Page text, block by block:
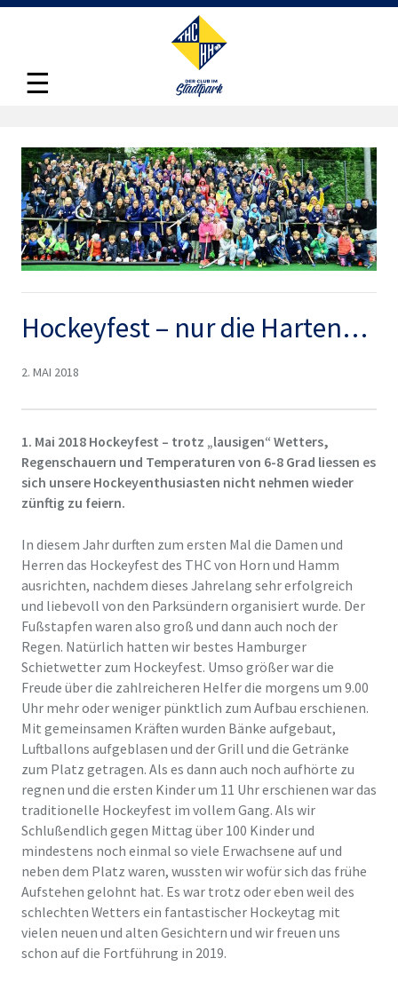
☰
Hockeyfest – nur die Harten…
2. MAI 2018
1. Mai 2018 Hockeyfest – trotz „lausigen“ Wetters,
Regenschauern und Temperaturen von 6-8 Grad liessen es
sich unsere Hockeyenthusiasten nicht nehmen wieder
zünftig zu feiern.
In diesem Jahr durften zum ersten Mal die Damen und
Herren das Hockeyfest des THC von Horn und Hamm
ausrichten, nachdem dieses Jahrelang sehr erfolgreich
und liebevoll von den Parksündern organisiert wurde. Der
Fußstapfen waren also groß und dann auch noch der
Regen. Natürlich hatten wir bestes Hamburger
Schietwetter zum Hockeyfest. Umso größer war die
Freude über die zahlreicheren Helfer die morgens um 9.00
Uhr mehr oder weniger pünktlich zum Aufbau erschienen.
Mit gemeinsamen Kräften wurden Bänke aufgebaut,
Luftballons aufgeblasen und der Grill und die Getränke
zum Platz getragen. Als es dann auch noch aufhörte zu
regnen und die ersten Kinder um 11 Uhr erschienen war das
traditionelle Hockeyfest im vollem Gang. Als wir
Schlußendlich gegen Mittag über 100 Kinder und
mindestens noch einmal so viele Erwachsene auf und
neben dem Platz waren, wussten wir wofür sich das frühe
Aufstehen gelohnt hat. Es war trotz oder eben weil des
schlechten Wetters ein fantastischer Hockeytag mit
vielen neuen und alten Gesichtern und wir freuen uns
schon auf die Fortführung in 2019.